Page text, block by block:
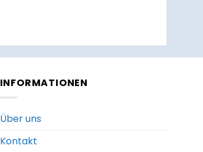
INFORMATIONEN
Über uns
Kontakt